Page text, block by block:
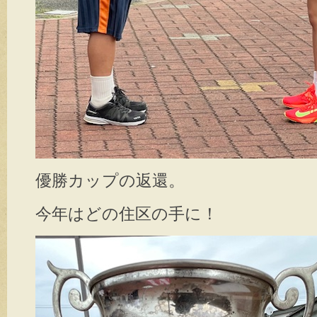
優勝カップの返還。
今年はどの住区の手に！